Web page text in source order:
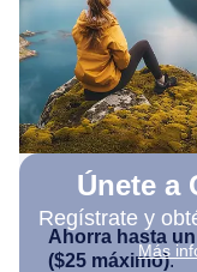
Únete a
Regístrate y
Más
Ahorra hasta
($25 máximo).